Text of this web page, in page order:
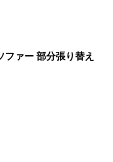
ァー 部分張り替え